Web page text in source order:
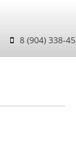
8 (904) 338-